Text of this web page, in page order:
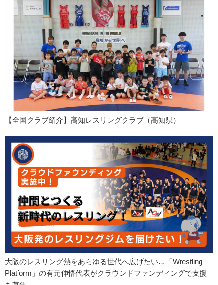
【全国クラブ紹介】高知レスリングクラブ（高知県）
大阪のレスリング熱をあらゆる世代へ広げたい…「Wrestling
Platform」の有元伸悟代表がクラウンドファンディングで支援